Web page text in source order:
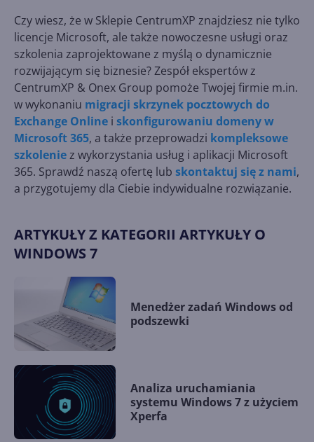
Czy wiesz, że w Sklepie CentrumXP znajdziesz nie tylko
licencje Microsoft, ale także nowoczesne usługi oraz
szkolenia zaprojektowane z myślą o dynamicznie
rozwijającym się biznesie? Zespół ekspertów z
CentrumXP & Onex Group pomoże Twojej firmie m.in.
w wykonaniu migracji skrzynek pocztowych do
Exchange Online i skonfigurowaniu domeny w
Microsoft 365, a także przeprowadzi kompleksowe
szkoleniez wykorzystania usług i aplikacji Microsoft
365. Sprawdź naszą ofertę lub skontaktuj się z nami,
a przygotujemy dla Ciebie indywidualne rozwiązanie.
ARTYKUŁY Z KATEGORII ARTYKUŁY O
WINDOWS 7
Menedżer zadań Windows od
podszewki
Analiza uruchamiania
systemu Windows 7 z użyciem
Xperfa